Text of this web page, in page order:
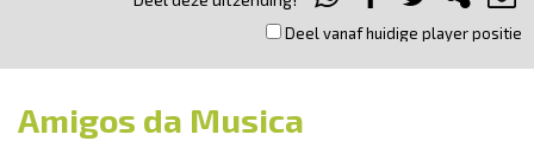
Deel vanaf huidige player positie
Amigos da Musica